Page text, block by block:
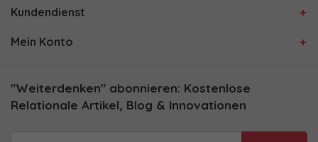
Kundendienst
Mein Konto
"Weiterdenken" abonnieren: Kostenlose
Relationale Artikel, Blog & Innovationen